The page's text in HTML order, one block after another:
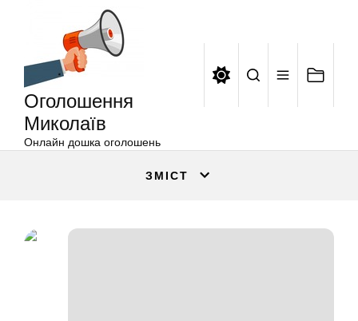
Оголошення
Миколаїв
Онлайн дошка оголошень
ЗМІСТ